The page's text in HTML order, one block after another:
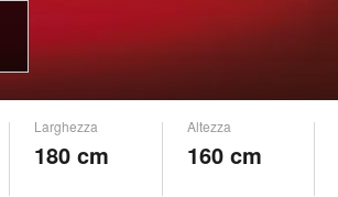
Larghezza
180 cm
Altezza
160 cm